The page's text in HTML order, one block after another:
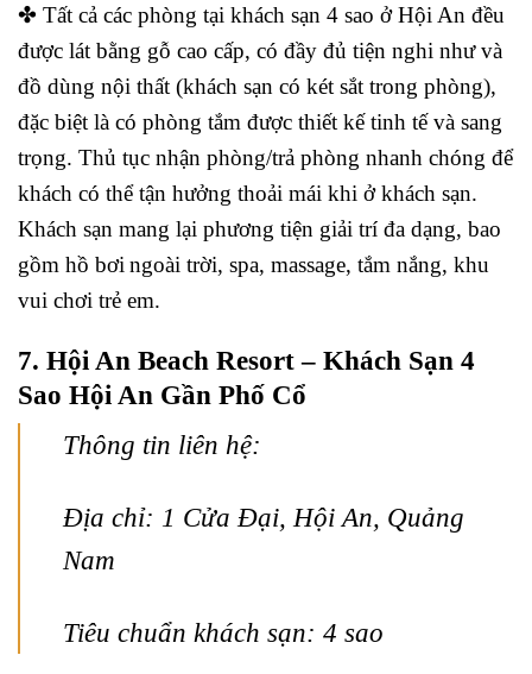
✤ Tất cả các phòng tại khách sạn 4 sao ở Hội An đều
được lát bằng gỗ cao cấp, có đầy đủ tiện nghi như và
đồ dùng nội thất (khách sạn có két sắt trong phòng),
đặc biệt là có phòng tắm được thiết kế tinh tế và sang
trọng. Thủ tục nhận phòng/trả phòng nhanh chóng để
khách có thể tận hưởng thoải mái khi ở khách sạn.
Khách sạn mang lại phương tiện giải trí đa dạng, bao
gồm hồ bơi ngoài trời, spa, massage, tắm nắng, khu
vui chơi trẻ em.
7. Hội An Beach Resort – Khách Sạn 4
Sao Hội An Gần Phố Cổ
Thông tin liên hệ:
Địa chỉ: 1 Cửa Đại, Hội An, Quảng
Nam
Tiêu chuẩn khách sạn: 4 sao